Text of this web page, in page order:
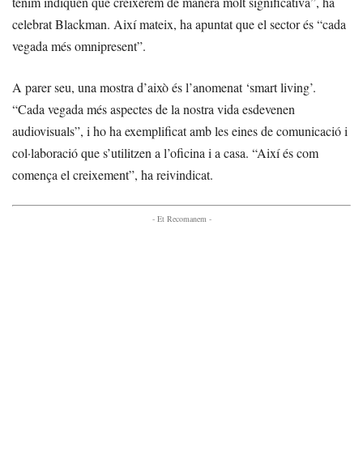
celebrat Blackman. Així mateix, ha apuntat que el sector és “cada
vegada més omnipresent”.
A parer seu, una mostra d’això és l’anomenat ‘smart living’.
“Cada vegada més aspectes de la nostra vida esdevenen
audiovisuals”, i ho ha exemplificat amb les eines de comunicació i
col·laboració que s’utilitzen a l’oficina i a casa. “Així és com
comença el creixement”, ha reivindicat.
- Et Recomanem -